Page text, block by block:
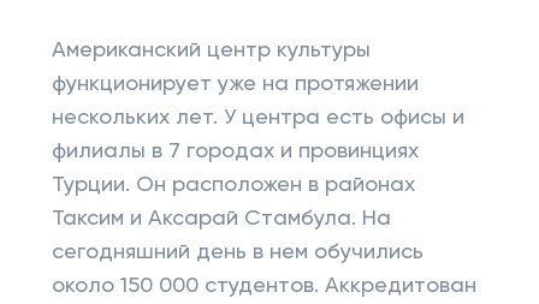
Американский центр культуры
функционирует уже на протяжении
нескольких лет. У центра есть офисы и
филиалы в 7 городах и провинциях
Турции. Он расположен в районах
Таксим и Аксарай Стамбула. На
сегодняшний день в нем обучились
около 150 000 студентов. Аккредитован